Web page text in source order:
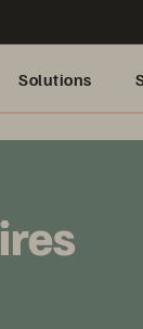
Solutions